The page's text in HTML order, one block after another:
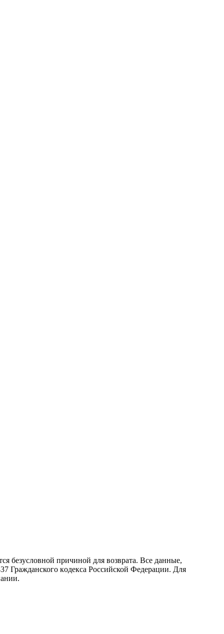
безусловной причиной для возврата. Все данные,
Граждaнского кoдекса Российской Федерации. Для